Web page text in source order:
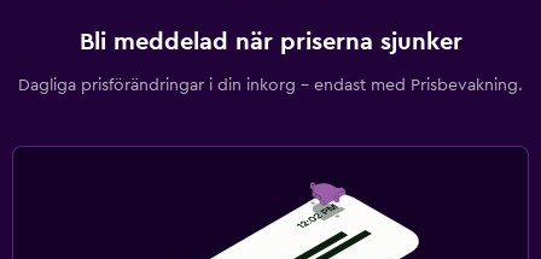
Aerobics
Fitnessklasser
Bli meddelad när priserna sjunker
Dagliga prisförändringar i din inkorg – endast med Prisbevakning.